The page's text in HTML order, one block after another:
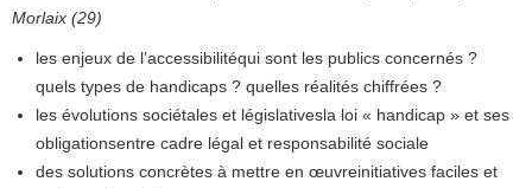
Morlaix (29)
les enjeux de l’accessibilitéqui sont les publics concernés ?
quels types de handicaps ? quelles réalités chiffrées ?
les évolutions sociétales et législativesla loi « handicap » et ses
obligationsentre cadre légal et responsabilité sociale
des solutions concrètes à mettre en œuvreinitiatives faciles et